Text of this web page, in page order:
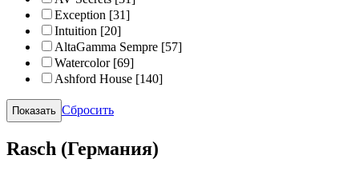
Exception [31]
Intuition [20]
AltaGamma Sempre [57]
Watercolor [69]
Ashford House [140]
Сбросить
Rasch (Германия)